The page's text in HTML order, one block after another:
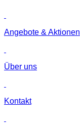
Angebote & Aktionen
Über uns
Kontakt